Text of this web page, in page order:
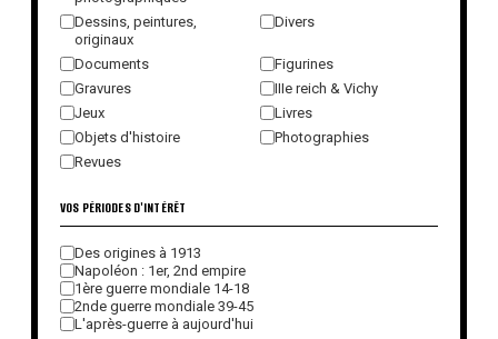
Dessins, peintures,
originaux
Divers
Documents
Figurines
Gravures
IIIe reich & Vichy
Jeux
Livres
Objets d'histoire
Photographies
Revues
VOS PÉRIODES D'INTÉRÊT
Des origines à 1913
Napoléon : 1er, 2nd empire
1ère guerre mondiale 14-18
2nde guerre mondiale 39-45
L'après-guerre à aujourd'hui